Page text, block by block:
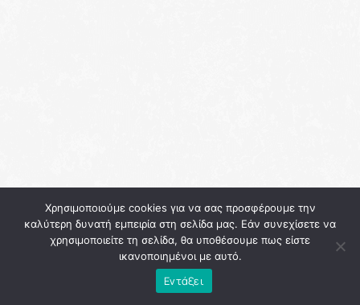
Χρησιμοποιούμε cookies για να σας προσφέρουμε την
καλύτερη δυνατή εμπειρία στη σελίδα μας. Εάν συνεχίσετε να
χρησιμοποιείτε τη σελίδα, θα υποθέσουμε πως είστε
ικανοποιημένοι με αυτό.
Εντάξει